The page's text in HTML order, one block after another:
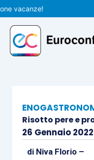
Vai
al
contenuto
Risotto pere e
26 Gennaio 2022
di Niva Florio –